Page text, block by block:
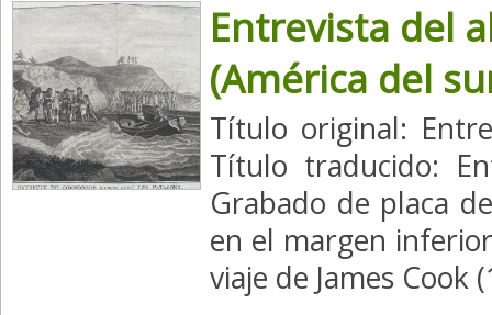
Entrevista del
(América del
Título original:
Título traducido:
Grabado de placa
en el margen
viaje de James Cook